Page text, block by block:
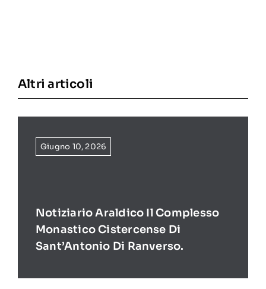
Altri articoli
Giugno 10, 2026
Notiziario Araldico Il Complesso
Monastico Cistercense Di
Sant’Antonio Di Ranverso.